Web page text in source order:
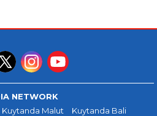
NETWORK
Kuytanda Malut
Kuytanda Bali